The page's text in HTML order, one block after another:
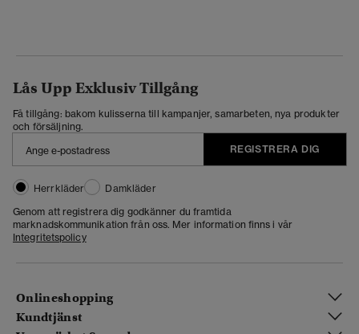
Lås Upp Exklusiv Tillgång
Få tillgång: bakom kulisserna till kampanjer, samarbeten, nya produkter
och försäljning.
REGISTRERA DIG
Herrkläder
Damkläder
Genom att registrera dig godkänner du framtida
marknadskommunikation från oss. Mer information finns i vår
Integritetspolicy
Onlineshopping
Kundtjänst